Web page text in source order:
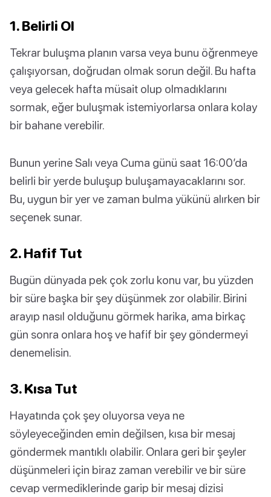
1. Belirli Ol
Tekrar buluşma planın varsa veya bunu öğrenmeye
çalışıyorsan, doğrudan olmak sorun değil. Bu hafta
veya gelecek hafta müsait olup olmadıklarını
sormak, eğer buluşmak istemiyorlarsa onlara kolay
bir bahane verebilir.
Bunun yerine Salı veya Cuma günü saat 16:00’da
belirli bir yerde buluşup buluşamayacaklarını sor.
Bu, uygun bir yer ve zaman bulma yükünü alırken bir
seçenek sunar.
2. Hafif Tut
Bugün dünyada pek çok zorlu konu var, bu yüzden
bir süre başka bir şey düşünmek zor olabilir. Birini
arayıp nasıl olduğunu görmek harika, ama birkaç
gün sonra onlara hoş ve hafif bir şey göndermeyi
denemelisin.
3. Kısa Tut
Hayatında çok şey oluyorsa veya ne
söyleyeceğinden emin değilsen, kısa bir mesaj
göndermek mantıklı olabilir. Onlara geri bir şeyler
düşünmeleri için biraz zaman verebilir ve bir süre
cevap vermediklerinde garip bir mesaj dizisi